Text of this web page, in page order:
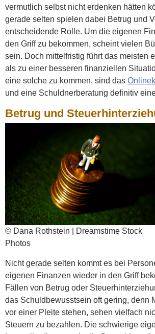
vermutlich selbst nicht erdenken hätten
gerade selten spielen dabei Betrug und
entscheidende Rolle. Um die eigenen
den Griff zu bekommen, scheint vielen
sein. Doch mittelfristig führt das meisten
als zu einer besseren finanziellen
eine solche zu kommen, sind das
und eine Schuldnerberatung definitiv
Betrug und
© Dana Rothstein | Dreamstime Stock
Photos
Nicht gerade selten kommt es bei
eigenen Finanzen wieder in den Griff
Fällen von Betrug oder
das Schuldbewusstsein oft gering, denn
vor einer Pleite stehen, sehen vielfach
Steuern zu bezahlen. Die schwierige